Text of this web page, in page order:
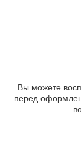
Вы можете
перед